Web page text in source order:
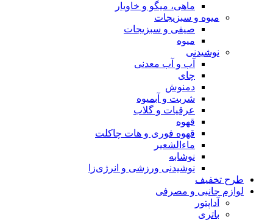
ماهی، میگو و خاویار
میوه و سبزیجات
صیفی و سبزیجات
میوه
نوشیدنی
آب و آب معدنی
چای
دمنوش
شربت و آبمیوه
عرقیات و گلاب
قهوه
قهوه فوری و هات چاکلت
ماءالشعیر
نوشابه
نوشیدنی ورزشی و انرژی‌زا
طرح تخفیف
لوازم جانبی و مصرفی
آداپتور
باتری